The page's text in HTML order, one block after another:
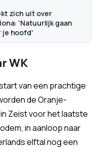
zich uit over
'Natuurlijk gaan
je hoofd'
WK
van een prachtige
de Oranje-
Zeist voor het laatste
in aanloop naar
elftal nog een